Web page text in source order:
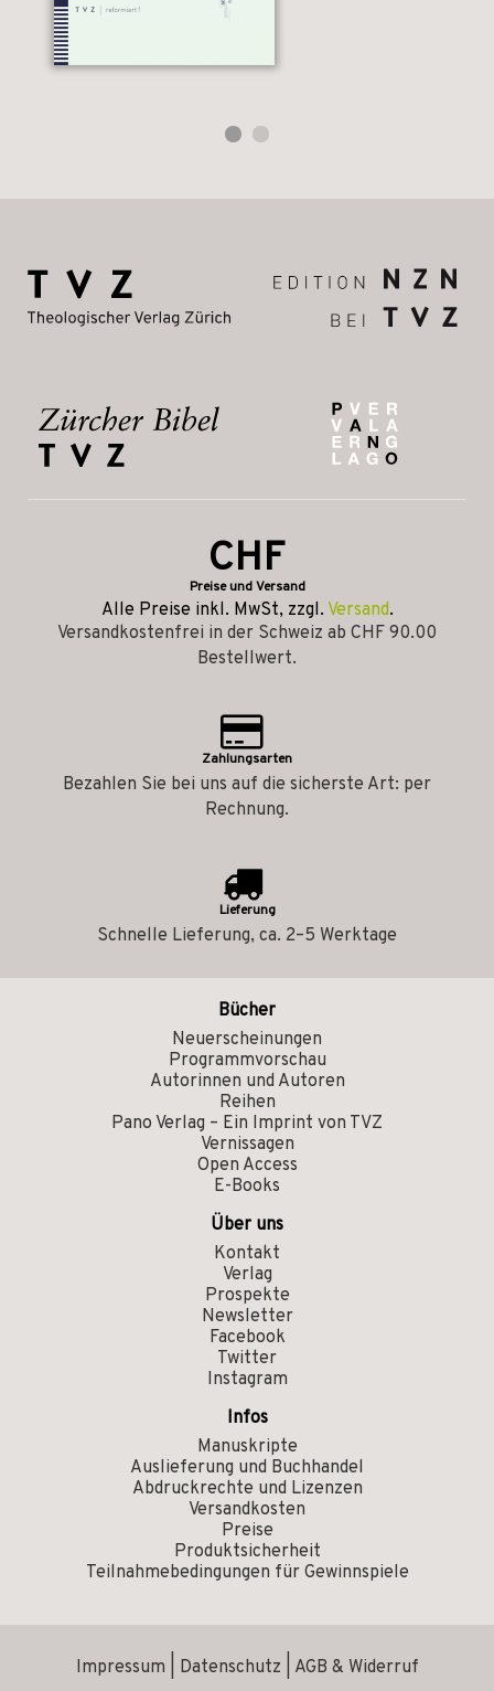
CHF
Preise und Versand
Alle Preise inkl. MwSt, zzgl. Versand.
Versandkostenfrei in der Schweiz ab CHF 90.00
Bestellwert.
Zahlungsarten
Bezahlen Sie bei uns auf die sicherste Art: per
Rechnung.
Lieferung
Schnelle Lieferung, ca. 2–5 Werktage
Bücher
Neuerscheinungen
Programmvorschau
Autorinnen und Autoren
Reihen
Pano Verlag – Ein Imprint von TVZ
Vernissagen
Open Access
E-Books
Über uns
Kontakt
Verlag
Prospekte
Newsletter
Facebook
Twitter
Instagram
Infos
Manuskripte
Auslieferung und Buchhandel
Abdruckrechte und Lizenzen
Versandkosten
Preise
Produktsicherheit
Teilnahmebedingungen für Gewinnspiele
Impressum Datenschutz AGB & Widerruf